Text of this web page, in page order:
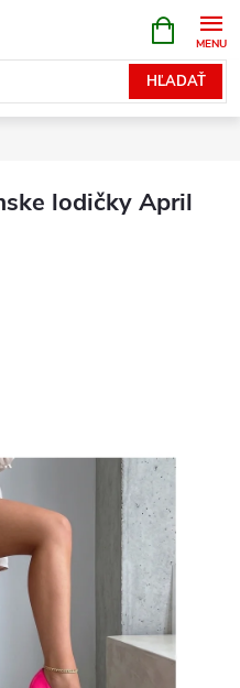
HĽADAŤ
KOŠÍK
lodičky April